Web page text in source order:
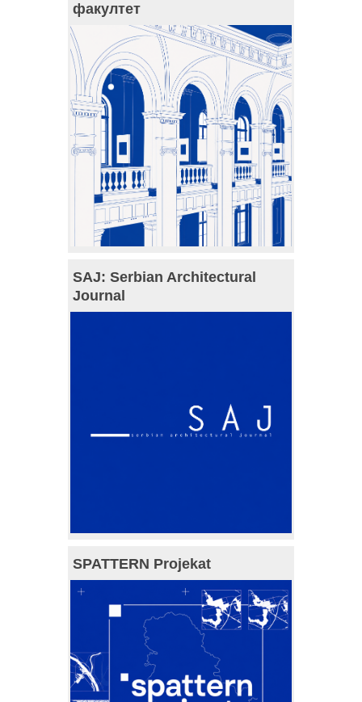
факултет
SAJ: Serbian Architectural
Journal
SPATTERN Projekat